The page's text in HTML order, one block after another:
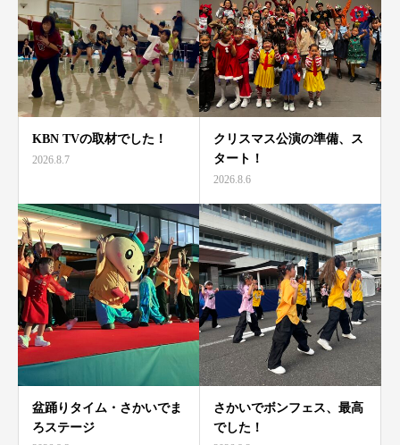
KBN TVの取材でした！
2026.8.7
クリスマス公演の準備、ス
タート！
2026.8.6
盆踊りタイム・さかいでま
ろステージ
さかいでボンフェス、最高
でした！